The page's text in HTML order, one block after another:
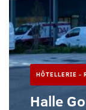
HÔTELLERIE -
Halle